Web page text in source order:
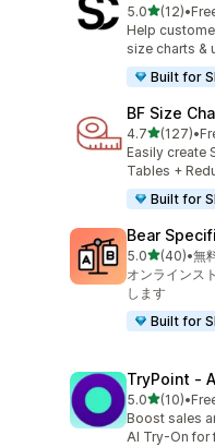
5.05つ星中
(12)
合計レビュー
•
Help
size charts &
Built for
BF Size
4.75つ星中
(127)
合計レビュー
•
Easily create
Tables +
Built for
Bear
5.05つ星中
(40)
合計レビュー
•無
オンラインス
します
Built for
TryPoint ‑
5.05つ星中
(10)
合計レビュー
•
Boost sales
AI Try-On for